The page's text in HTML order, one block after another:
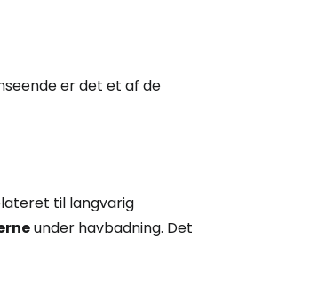
er det et af de
til langvarig
under havbadning. Det